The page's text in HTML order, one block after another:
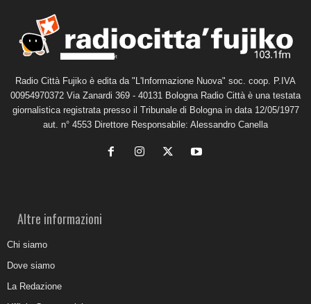
Radio Città Fujiko è edita da "L'Informazione Nuova" soc. coop. P.IVA
00954970372 Via Zanardi 369 - 40131 Bologna Radio Città è una testata
giornalistica registrata presso il Tribunale di Bologna in data 12/05/1977
aut. n° 4553 Direttore Responsabile: Alessandro Canella
Altre informazioni
Chi siamo
Dove siamo
La Redazione